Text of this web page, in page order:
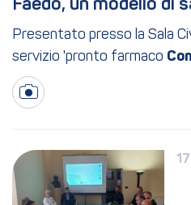
Faedo, un modello di
Presentato presso la Sala
servizio 'pronto farmaco